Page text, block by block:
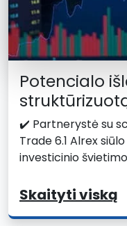
Potencialo
✔️ Partnerystė su
Trade 6.1 Alrex
investicinio
Skaityti viską